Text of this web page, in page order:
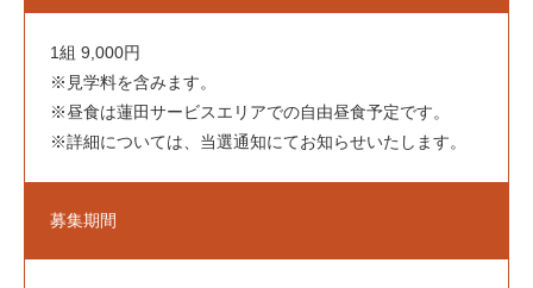
体験事業・講座お申込み Application
財団情報 個人情報保護方針
1組 9,000円
※見学料を含みます。
※昼食は蓮田サービスエリアでの自由昼食予定です。
※詳細については、当選通知にてお知らせいたします。
募集期間